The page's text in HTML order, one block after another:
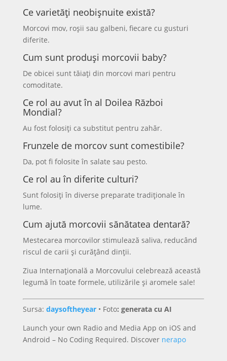
Ce varietăți neobișnuite există?
Morcovi mov, roșii sau galbeni, fiecare cu gusturi
diferite.
Cum sunt produși morcovii baby?
De obicei sunt tăiați din morcovi mari pentru
comoditate.
Ce rol au avut în al Doilea Război
Mondial?
Au fost folosiți ca substitut pentru zahăr.
Frunzele de morcov sunt comestibile?
Da, pot fi folosite în salate sau pesto.
Ce rol au în diferite culturi?
Sunt folosiți în diverse preparate tradiționale în
lume.
Cum ajută morcovii sănătatea dentară?
Mestecarea morcovilor stimulează saliva, reducând
riscul de carii și curățând dinții.
Ziua Internațională a Morcovului celebrează această
legumă în toate formele, utilizările și aromele sale!
Sursa: daysoftheyear• Foto: generata cu AI
Launch your own Radio and Media App on iOS and
Android – No Coding Required. Discover nerapo